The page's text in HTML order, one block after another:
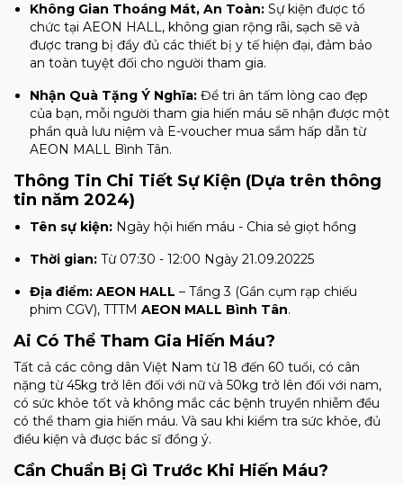
Không Gian Thoáng Mát, An Toàn: Sự kiện được tổ
chức tại AEON HALL, không gian rộng rãi, sạch sẽ và
được trang bị đầy đủ các thiết bị y tế hiện đại, đảm bảo
an toàn tuyệt đối cho người tham gia.
Nhận Quà Tặng Ý Nghĩa: Để tri ân tấm lòng cao đẹp
của bạn, mỗi người tham gia hiến máu sẽ nhận được một
phần quà lưu niệm và E-voucher mua sắm hấp dẫn từ
AEON MALL Bình Tân.
Thông Tin Chi Tiết Sự Kiện (Dựa trên thông
tin năm 2024)
Tên sự kiện: Ngày hội hiến máu - Chia sẻ giọt hồng
Thời gian: Từ 07:30 - 12:00 Ngày 21.09.20225
Địa điểm: AEON HALL – Tầng 3 (Gần cụm rạp chiếu
phim CGV), TTTM AEON MALL Bình Tân.
Ai Có Thể Tham Gia Hiến Máu?
Tất cả các công dân Việt Nam từ 18 đến 60 tuổi, có cân
nặng từ 45kg trở lên đối với nữ và 50kg trở lên đối với nam,
có sức khỏe tốt và không mắc các bệnh truyền nhiễm đều
có thể tham gia hiến máu. Và sau khi kiểm tra sức khỏe, đủ
điều kiện và được bác sĩ đồng ý.
Cần Chuẩn Bị Gì Trước Khi Hiến Máu?